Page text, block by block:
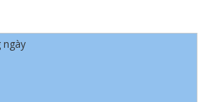
ngày